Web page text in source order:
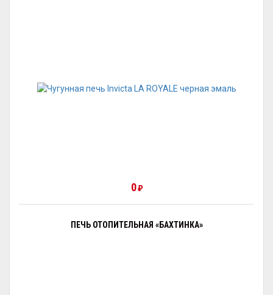
0₽
ПЕЧЬ ОТОПИТЕЛЬНАЯ «БАХТИНКА»